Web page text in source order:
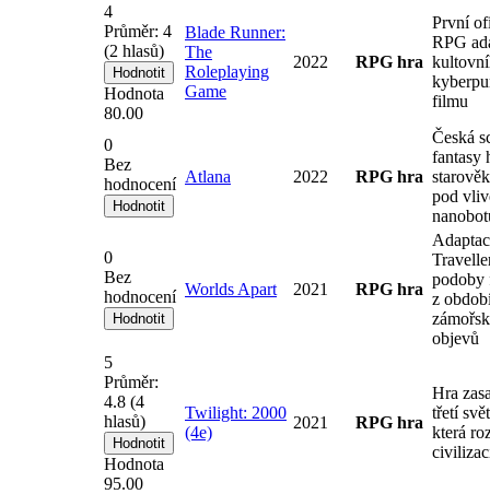
4
Průměr: 4
(2 hlasů)
Hodnota
80.00
Blade Runner:
The
Roleplaying
Game
2022 RPG hra
První
RPG
filmu
0
Bez
hodnocení Atlana 2022 RPG hra
Česká
fantasy
pod
0
Bez
hodnocení Worlds Apart 2021 RPG hra
podoby
z
objevů
5
Průměr:
4.8 (4
hlasů)
Hodnota
95.00
Twilight: 2000
(4e)
2021 RPG hra
Hra
třetí
která